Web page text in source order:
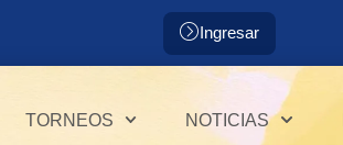
Ingresar
TORNEOS NOTICIAS